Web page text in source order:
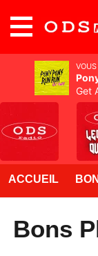
ACCUEIL
Bons
Get